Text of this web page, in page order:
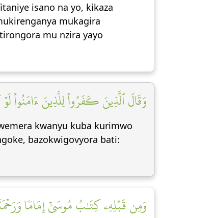
isano na yo, kikaza
mukagira
mu nzira yayo
وَقَالَ ٱلَّذِينَ كَفَرُواْ لِلَّذِينَ ءَامَنُواْ
kwanyu kuba kurimwo
bazokwigovyora bati:
وَمِن قَبۡلِهِۦ كِتَٰبُ مُوسَىٰٓ إِمَامٗا